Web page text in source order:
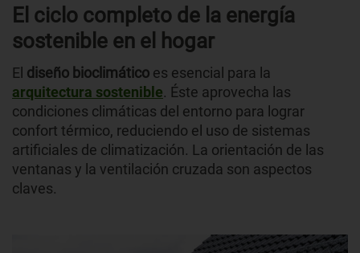
El ciclo completo de la energía
sostenible en el hogar
El diseño bioclimático es esencial para la
arquitectura sostenible. Éste aprovecha las
condiciones climáticas del entorno para lograr
confort térmico, reduciendo el uso de sistemas
artificiales de climatización. La orientación de las
ventanas y la ventilación cruzada son aspectos
claves.